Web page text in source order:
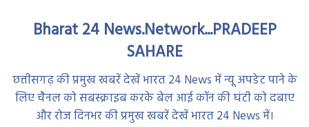
Bharat 24 News.Network...PRADEEP
SAHARE
छत्तीसगढ़ की प्रमुख खबरें देखें भारत 24 News में न्यू अपडेट पाने के
लिए चैनल को सबस्क्राइब करके बेल आई कॉन की घंटी को दबाए
और रोज दिनभर की प्रमुख खबरें देखें भारत 24 News में।